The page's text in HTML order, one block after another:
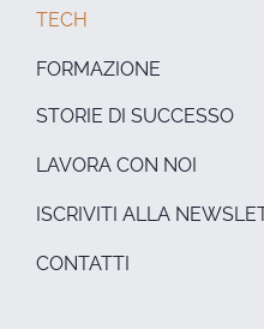
TECH
FORMAZIONE
STORIE DI SUCCESSO
LAVORA CON NOI
ISCRIVITI ALLA
CONTATTI